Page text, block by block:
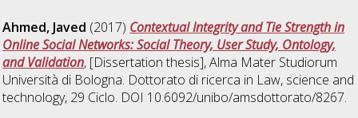
Ahmed, Javed (2017) Contextual Integrity and Tie Strength in
Online Social Networks: Social Theory, User Study, Ontology,
and Validation, [Dissertation thesis], Alma Mater Studiorum
Università di Bologna. Dottorato di ricerca in Law, science and
technology, 29 Ciclo. DOI 10.6092/unibo/amsdottorato/8267.